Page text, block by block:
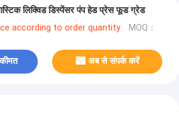
लिक्विड डिस्पेंसर पंप हेड प्रेस फूड ग्रेड
according to order quantity MOQ：
अब से संपर्क करें